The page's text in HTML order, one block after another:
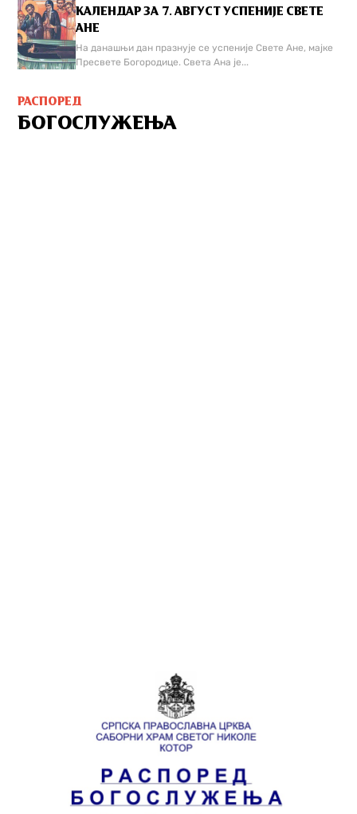
КАЛЕНДАР ЗА 7. АВГУСТ УСПЕНИЈЕ СВЕТЕ
АНЕ
На данашњи дан празнује се успеније Свете Ане, мајке
Пресвете Богородице. Света Ана је...
РАСПОРЕД
БОГОСЛУЖЕЊА